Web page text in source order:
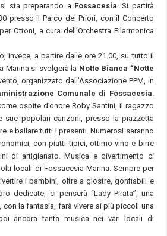
sta preparando a Fossacesia . Si partirà
presso il Parco dei Priori, con il Concerto
Ottoni, a cura dell’Orchestra Filarmonica
invece, a partire dalle ore 21.00, su tutto il
Marina si svolgerà la Notte Bianca “Notte
organizzato dall’Associazione PPM, in
Comunale di Fossacesia
ospite d’onore Roby Santini, il ragazzo
sue popolari canzoni, presso la piazzetta
e ballare tutti i presenti. Numerosi saranno
con piatti tipici, ottimo vino e birre
di artigianato. Musica e divertimento ci
locali di Fossacesia Marina. Sempre per
i bambini, oltre a giostre, gonfiabili e
dedicate, ci penserà “Lady Pirata”, una
la fantasia, farà vivere ai più piccoli una
ancora tanta musica nei vari locali di